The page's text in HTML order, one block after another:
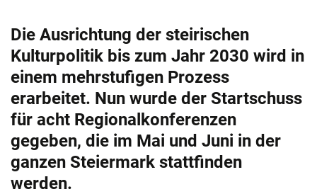
Die Ausrichtung der steirischen
Kulturpolitik bis zum Jahr 2030 wird in
einem mehrstufigen Prozess
erarbeitet. Nun wurde der Startschuss
für acht Regionalkonferenzen
gegeben, die im Mai und Juni in der
ganzen Steiermark stattfinden
werden.